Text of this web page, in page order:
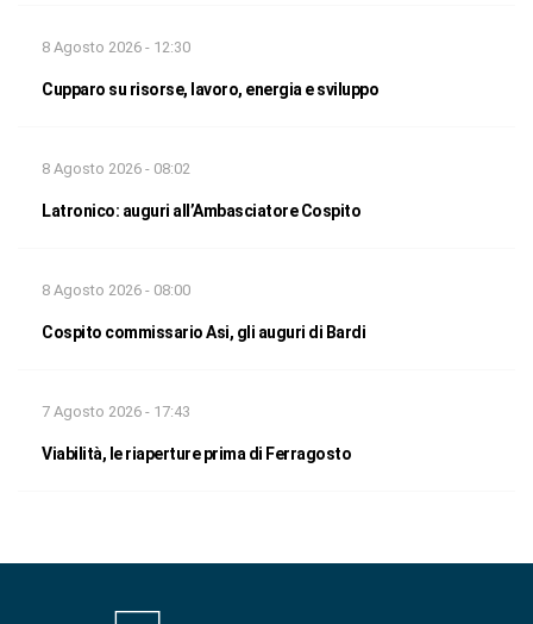
8 Agosto 2026 - 12:30
Cupparo su risorse, lavoro, energia e sviluppo
8 Agosto 2026 - 08:02
Latronico: auguri all’Ambasciatore Cospito
8 Agosto 2026 - 08:00
Cospito commissario Asi, gli auguri di Bardi
7 Agosto 2026 - 17:43
Viabilità, le riaperture prima di Ferragosto